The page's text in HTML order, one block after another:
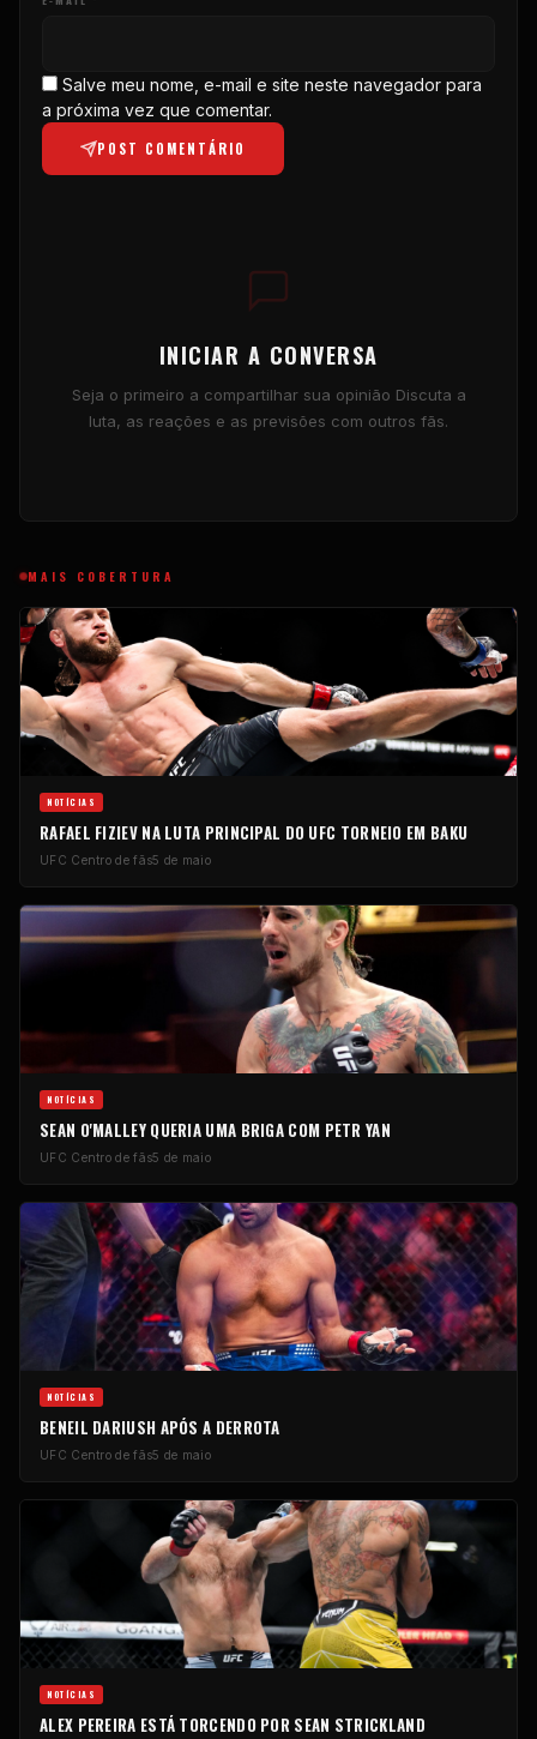
Salve meu nome, e-mail e site neste navegador para
a próxima vez que comentar.
POST COMENTÁRIO
INICIAR A CONVERSA
Seja o primeiro a compartilhar sua opinião Discuta a
luta, as reações e as previsões com outros fãs.
MAIS COBERTURA
NOTÍCIAS
RAFAEL FIZIEV NA LUTA PRINCIPAL DO UFC TORNEIO EM BAKU
UFC Centro de fãs5 de maio
NOTÍCIAS
SEAN O'MALLEY QUERIA UMA BRIGA COM PETR YAN
UFC Centro de fãs5 de maio
NOTÍCIAS
BENEIL DARIUSH APÓS A DERROTA
UFC Centro de fãs5 de maio
NOTÍCIAS
ALEX PEREIRA ESTÁ TORCENDO POR SEAN STRICKLAND